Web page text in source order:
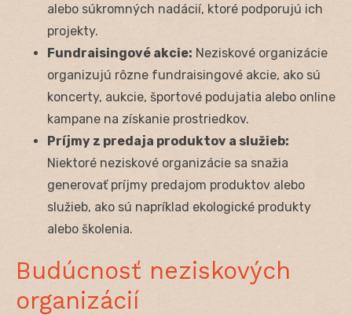
alebo súkromných nadácií, ktoré podporujú ich
projekty.
Fundraisingové akcie: Neziskové organizácie
organizujú rôzne fundraisingové akcie, ako sú
koncerty, aukcie, športové podujatia alebo online
kampane na získanie prostriedkov.
Príjmy z predaja produktov a služieb:
Niektoré neziskové organizácie sa snažia
generovať príjmy predajom produktov alebo
služieb, ako sú napríklad ekologické produkty
alebo školenia.
Budúcnosť neziskových
organizácií